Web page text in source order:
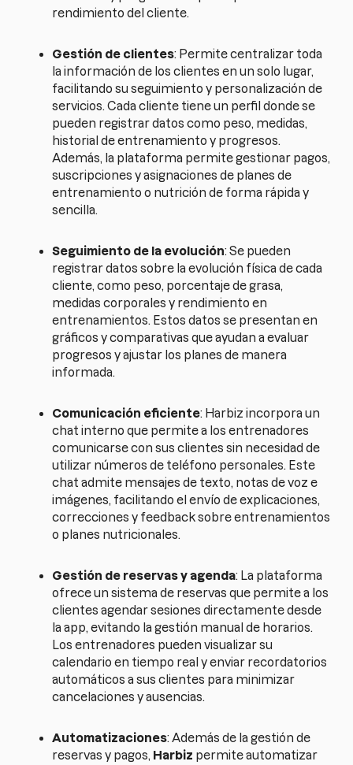
rendimiento del cliente.
Gestión de clientes: Permite centralizar toda
la información de los clientes en un solo lugar,
facilitando su seguimiento y personalización de
servicios. Cada cliente tiene un perfil donde se
pueden registrar datos como peso, medidas,
historial de entrenamiento y progresos.
Además, la plataforma permite gestionar pagos,
suscripciones y asignaciones de planes de
entrenamiento o nutrición de forma rápida y
sencilla.
Seguimiento de la evolución: Se pueden
registrar datos sobre la evolución física de cada
cliente, como peso, porcentaje de grasa,
medidas corporales y rendimiento en
entrenamientos. Estos datos se presentan en
gráficos y comparativas que ayudan a evaluar
progresos y ajustar los planes de manera
informada.
Comunicación eficiente: Harbiz incorpora un
chat interno que permite a los entrenadores
comunicarse con sus clientes sin necesidad de
utilizar números de teléfono personales. Este
chat admite mensajes de texto, notas de voz e
imágenes, facilitando el envío de explicaciones,
correcciones y feedback sobre entrenamientos
o planes nutricionales.
Gestión de reservas y agenda: La plataforma
ofrece un sistema de reservas que permite a los
clientes agendar sesiones directamente desde
la app, evitando la gestión manual de horarios.
Los entrenadores pueden visualizar su
calendario en tiempo real y enviar recordatorios
automáticos a sus clientes para minimizar
cancelaciones y ausencias.
Automatizaciones: Además de la gestión de
reservas y pagos, Harbiz permite automatizar